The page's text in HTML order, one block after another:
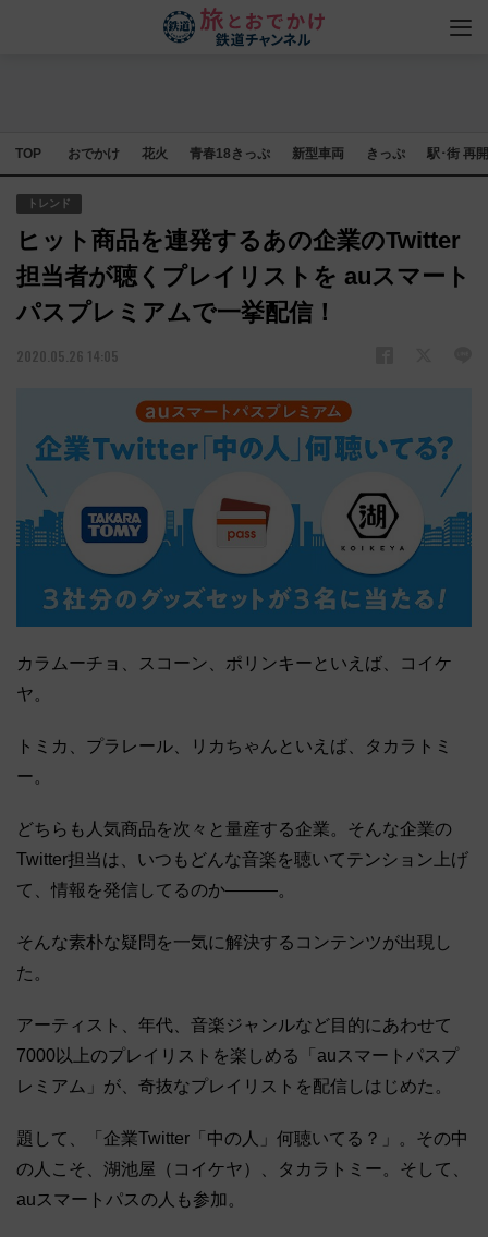
TOP おでかけ 花火 青春18きっぷ 新型車両 きっぷ 駅･街 再
トレンド
ヒット商品を連発するあの企業のTwitter
担当者が聴くプレイリストを auスマート
パスプレミアムで一挙配信！
2020.05.26 14:05
カラムーチョ、スコーン、ポリンキーといえば、コイケ
ヤ。
トミカ、プラレール、リカちゃんといえば、タカラトミ
ー。
どちらも人気商品を次々と量産する企業。そんな企業の
Twitter担当は、いつもどんな音楽を聴いてテンション上げ
て、情報を発信してるのか―――。
そんな素朴な疑問を一気に解決するコンテンツが出現し
た。
アーティスト、年代、音楽ジャンルなど目的にあわせて
7000以上のプレイリストを楽しめる「auスマートパスプ
レミアム」が、奇抜なプレイリストを配信しはじめた。
題して、「企業Twitter「中の人」何聴いてる？」。その中
の人こそ、湖池屋（コイケヤ）、タカラトミー。そして、
auスマートパスの人も参加。